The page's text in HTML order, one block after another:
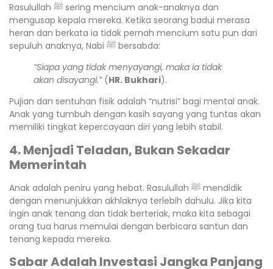
Rasulullah ﷺ sering mencium anak-anaknya dan
mengusap kepala mereka. Ketika seorang badui merasa
heran dan berkata ia tidak pernah mencium satu pun dari
sepuluh anaknya, Nabi ﷺ bersabda:
“Siapa yang tidak menyayangi, maka ia tidak
akan disayangi.”(HR. Bukhari).
Pujian dan sentuhan fisik adalah “nutrisi” bagi mental anak.
Anak yang tumbuh dengan kasih sayang yang tuntas akan
memiliki tingkat kepercayaan diri yang lebih stabil.
4. Menjadi Teladan, Bukan Sekadar
Memerintah
Anak adalah peniru yang hebat. Rasulullah ﷺ mendidik
dengan menunjukkan akhlaknya terlebih dahulu. Jika kita
ingin anak tenang dan tidak berteriak, maka kita sebagai
orang tua harus memulai dengan berbicara santun dan
tenang kepada mereka.
Sabar Adalah Investasi Jangka Panjang